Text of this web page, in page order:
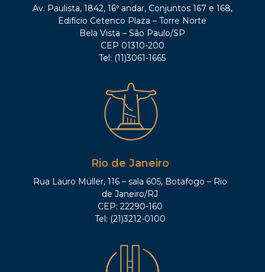
Av. Paulista, 1842, 16º andar, Conjuntos 167 e 168,
Edifício Cetenco Plaza – Torre Norte
Bela Vista – São Paulo/SP
CEP 01310-200
Tel: (11)3061-1665
Rio de Janeiro
Rua Lauro Müller, 116 – sala 605, Botafogo – Rio
de Janeiro/RJ
CEP: 22290-160
Tel: (21)3212-0100